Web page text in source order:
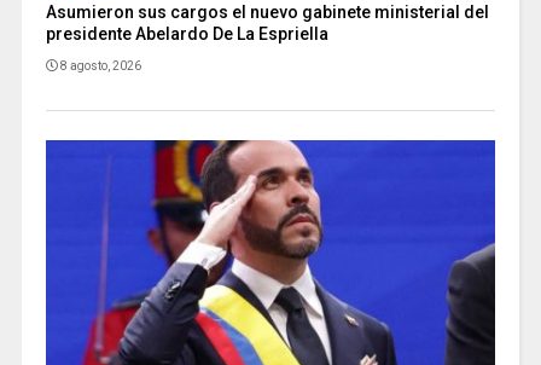
Asumieron sus cargos el nuevo gabinete ministerial del
presidente Abelardo De La Espriella
8 agosto, 2026